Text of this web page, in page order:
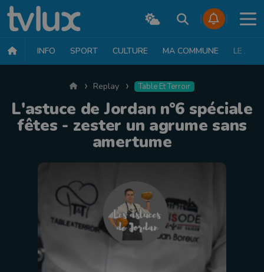
INFO SPORT CULTURE MA COMMUNE LE JT
AccueilReplay Table Et Terroir
L'astuce de Jordan n°6 spéciale
fêtes - zester un agrume sans
amertume